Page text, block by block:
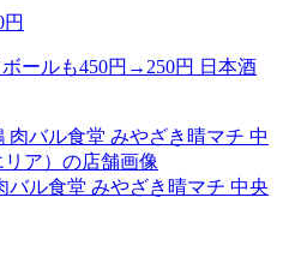
ールも450円→250円 日本酒
ル食堂 みやざき晴マチ 中央